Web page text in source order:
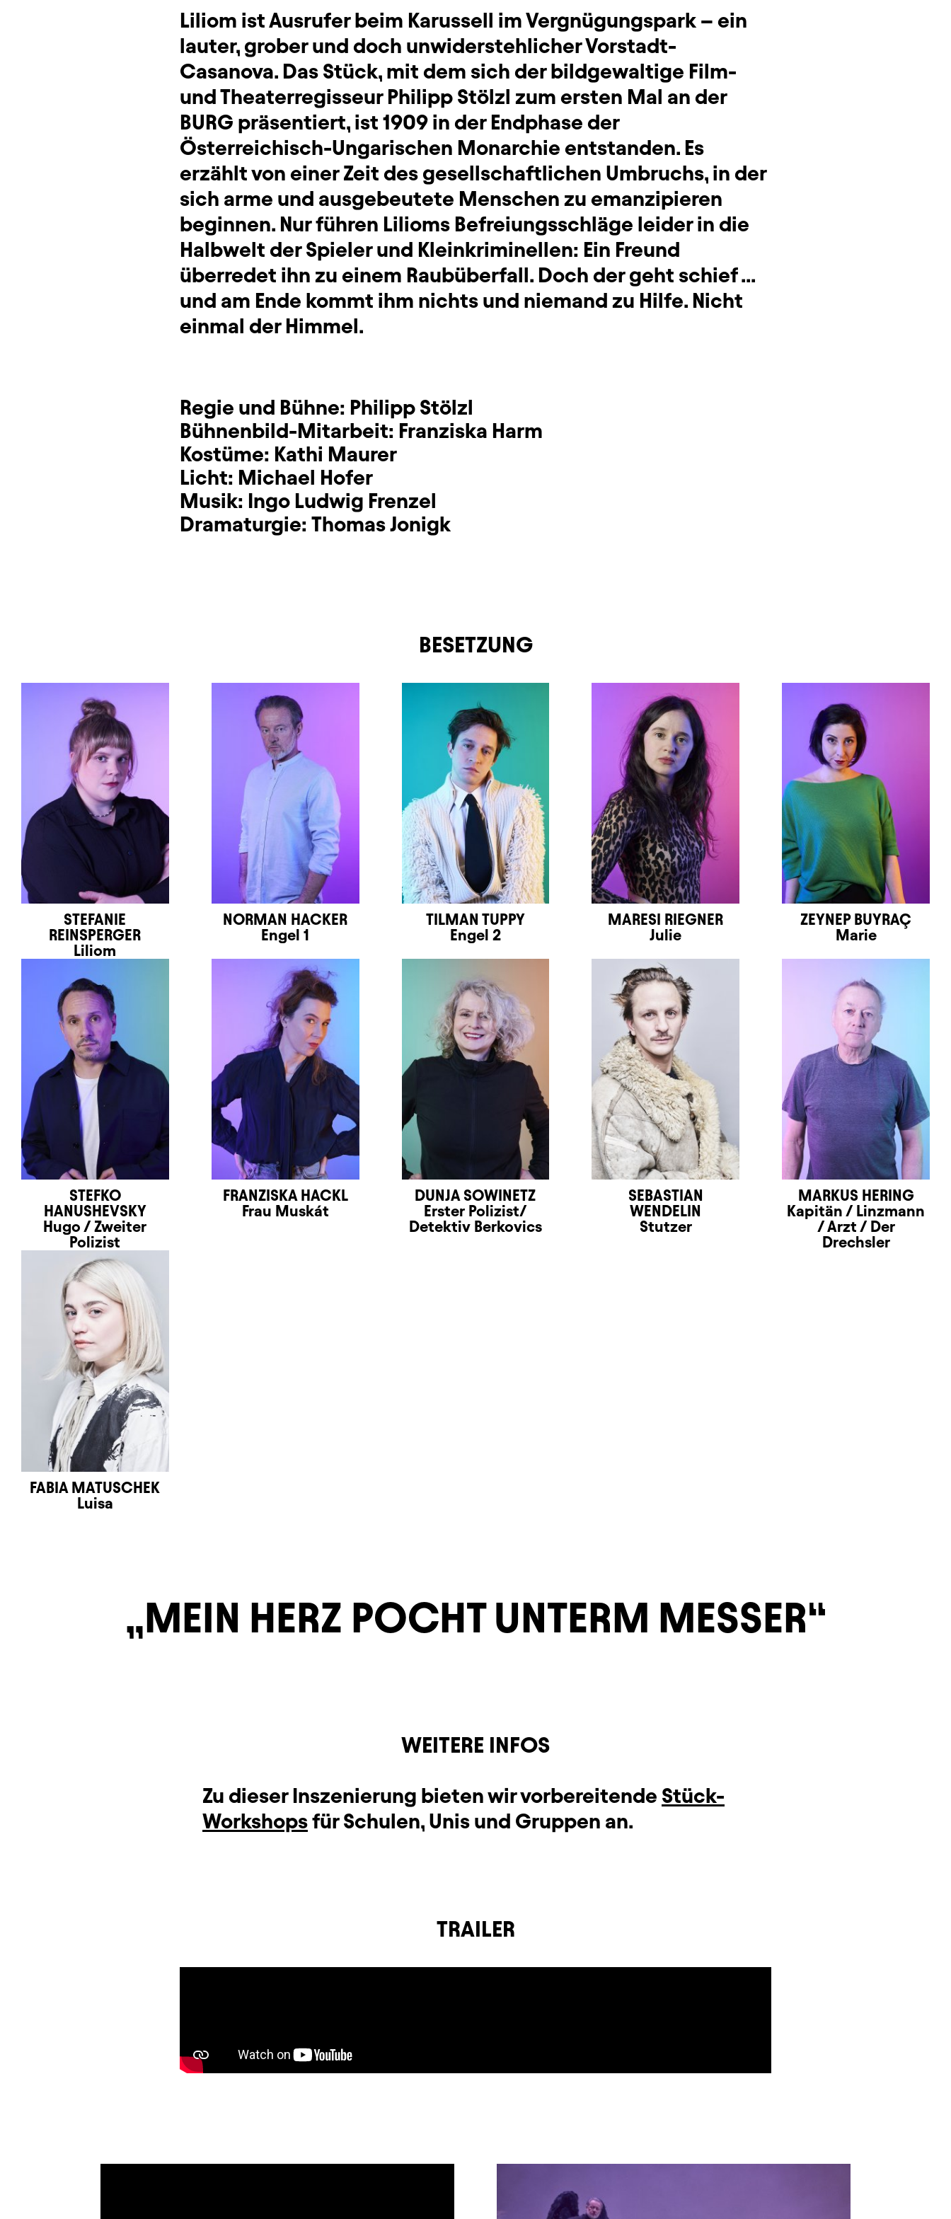
Liliom ist Ausrufer beim Karussell im Vergnügungspark – ein
lauter, grober und doch unwiderstehlicher Vorstadt-
Casanova. Das Stück, mit dem sich der bildgewaltige Film-
und Theaterregisseur Philipp Stölzl zum ersten Mal an der
BURG präsentiert, ist 1909 in der Endphase der
Österreichisch-Ungarischen Monarchie entstanden. Es
erzählt von einer Zeit des gesellschaftlichen Umbruchs, in der
sich arme und ausgebeutete Menschen zu emanzipieren
beginnen. Nur führen Lilioms Befreiungsschläge leider in die
Halbwelt der Spieler und Kleinkriminellen: Ein Freund
überredet ihn zu einem Raubüberfall. Doch der geht schief ...
und am Ende kommt ihm nichts und niemand zu Hilfe. Nicht
einmal der Himmel.
Regie und Bühne: Philipp Stölzl
Bühnenbild-Mitarbeit: Franziska Harm
Kostüme: Kathi Maurer
Licht: Michael Hofer
Musik: Ingo Ludwig Frenzel
Dramaturgie: Thomas Jonigk
BESETZUNG
STEFANIE
REINSPERGER
Liliom
NORMAN HACKER
Engel 1
TILMAN TUPPY
Engel 2
MARESI RIEGNER
Julie
ZEYNEP BUYRAÇ
Marie
STEFKO
HANUSHEVSKY
Hugo / Zweiter
Polizist
FRANZISKA HACKL
Frau Muskát
DUNJA SOWINETZ
Erster Polizist/
Detektiv Berkovics
SEBASTIAN
WENDELIN
Stutzer
MARKUS HERING
Kapitän / Linzmann
/ Arzt / Der
Drechsler
FABIA MATUSCHEK
Luisa
MEIN HERZ POCHT UNTERM MESSER
WEITERE INFOS
Zu dieser Inszenierung bieten wir vorbereitende Stück-
Workshopsfür Schulen, Unis und Gruppen an.
TRAILER